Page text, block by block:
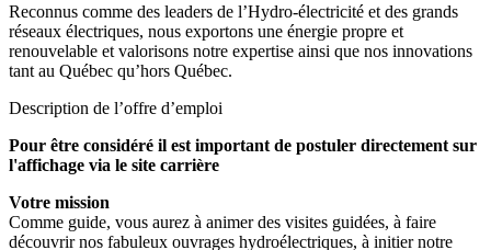
Reconnus comme des leaders de l’Hydro-électricité et des grands
réseaux électriques, nous exportons une énergie propre et
renouvelable et valorisons notre expertise ainsi que nos innovations
tant au Québec qu’hors Québec.
Description de l’offre d’emploi
Pour être considéré il est important de postuler directement sur
l'affichage via le site carrière
Votre mission
Comme guide, vous aurez à animer des visites guidées, à faire
découvrir nos fabuleux ouvrages hydroélectriques, à initier notre